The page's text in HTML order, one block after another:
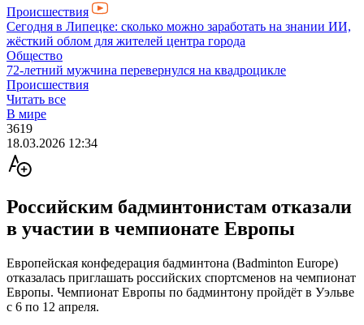
Происшествия
Сегодня в Липецке: сколько можно заработать на знании ИИ,
жёсткий облом для жителей центра города
Общество
72-летний мужчина перевернулся на квадроцикле
Происшествия
Читать все
В мире
3619
18.03.2026 12:34
Российским бадминтонистам отказали
в участии в чемпионате Европы
Европейская конфедерация бадминтона (Badminton Europe)
отказалась приглашать российских спортсменов на чемпионат
Европы. Чемпионат Европы по бадминтону пройдёт в Уэльве
с 6 по 12 апреля.